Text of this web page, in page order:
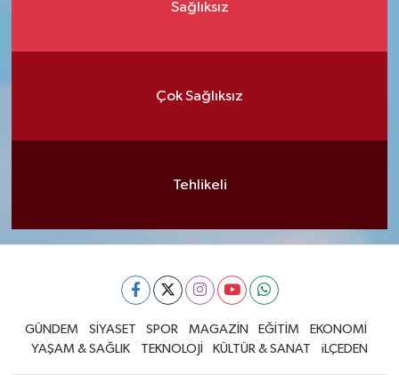
Sağlıksız
Çok Sağlıksız
Tehlikeli
GÜNDEM SİYASET SPOR MAGAZİN EĞİTİM
EKONOMİ
YAŞAM & SAĞLIK
TEKNOLOJİ KÜLTÜR & SANAT iLÇEDEN